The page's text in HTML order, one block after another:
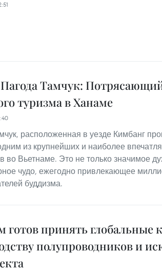
Пагода Тамчук:
туризма в Ханаме
расположенная в уезде Кимбанг
из крупнейших и наиболее
во Вьетнаме. Это не только значимое
чудо, ежегодно привлекающее
буддизма.
готов принять глобальные
полупроводников и